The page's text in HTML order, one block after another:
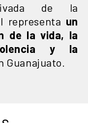
de la
representa un
de la vida, la
y la
Guanajuato.